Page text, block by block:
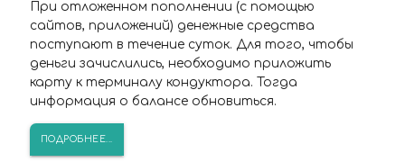
При отложенном пополнении (с помощью
сайтов, приложений) денежные средства
поступают в течение суток. Для того, чтобы
деньги зачислились, необходимо приложить
карту к терминалу кондуктора. Тогда
информация о балансе обновиться.
ПОДРОБНЕЕ...